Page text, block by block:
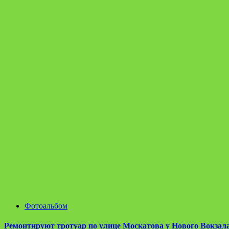
Фотоальбом
Ремонтируют тротуар по улице Москатова у Нового